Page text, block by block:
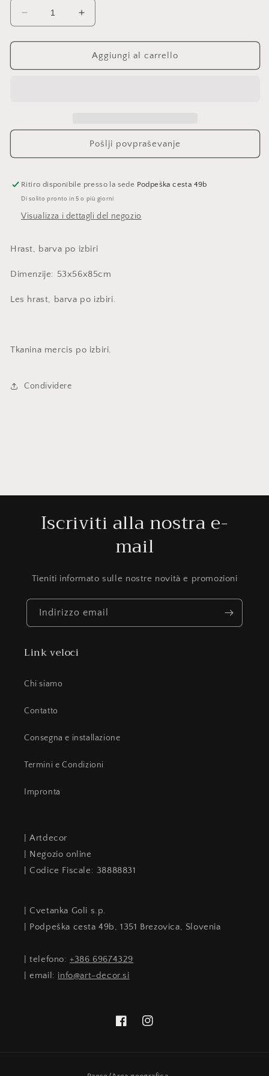
Diminuisci
quantità
per
Aumenta
quantità
per
Rondo
Aggiungi al carrello
Pošlji povpraševanje
Ritiro disponibile presso la sede Podpeška cesta 49b
Di solito pronto in 5 o più giorni
Visualizza i dettagli del negozio
Hrast, barva po izbiri
Dimenzije: 53x56x85cm
Les hrast, barva po izbiri.
Tkanina mercis po izbiri.
Condividere
Iscriviti alla nostra e-
mail
Tieniti informato sulle nostre novità e promozioni
Indirizzo email
Link veloci
Chi siamo
Contatto
Consegna e installazione
Termini e Condizioni
Impronta
| Artdecor
| Negozio online
| Codice Fiscale: 38888831
| Cvetanka Goli s.p.
| Podpeška cesta 49b, 1351 Brezovica, Slovenia
| telefono:+386 69674329
| email: info@art-decor.si
FacebookInstagram